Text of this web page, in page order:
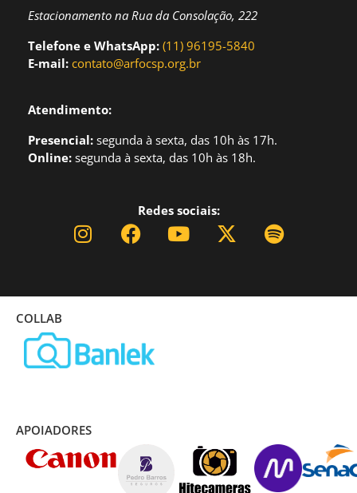
Estacionamento na Rua da Consolação, 222
Telefone e WhatsApp: (11) 96195-5840
E-mail: contato@arfocsp.org.br
Atendimento:
Presencial: segunda à sexta, das 10h às 17h.
Online: segunda à sexta, das 10h às 18h.
Redes sociais:
COLLAB
APOIADORES